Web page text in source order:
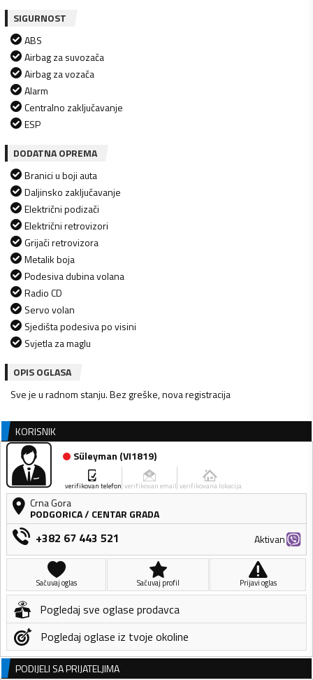
SIGURNOST
ABS
Airbag za suvozača
Airbag za vozača
Alarm
Centralno zaključavanje
ESP
DODATNA OPREMA
Branici u boji auta
Daljinsko zaključavanje
Električni podizači
Električni retrovizori
Grijači retrovizora
Metalik boja
Podesiva dubina volana
Radio CD
Servo volan
Sjedišta podesiva po visini
Svjetla za maglu
OPIS OGLASA
Sve je u radnom stanju. Bez greške, nova registracija
KORISNIK
Süleyman (VI1819)
verifikovan telefon verifikovan email verifikovana lokacija
Crna Gora
PODGORICA/ CENTAR GRADA
+382 67 443 521 Aktivan
Sačuvaj oglas Sačuvaj profil Prijavi oglas
Pogledaj sve oglase prodavca
Pogledaj oglase iz tvoje okoline
PODIJELI SA PRIJATELJIMA